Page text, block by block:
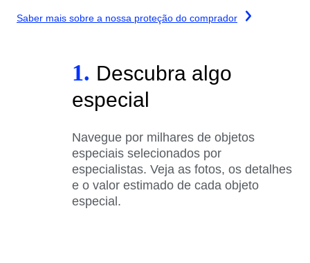
Saber mais sobre a nossa proteção do comprador
1. Descubra algo
especial
Navegue por milhares de objetos
especiais selecionados por
especialistas. Veja as fotos, os detalhes
e o valor estimado de cada objeto
especial.